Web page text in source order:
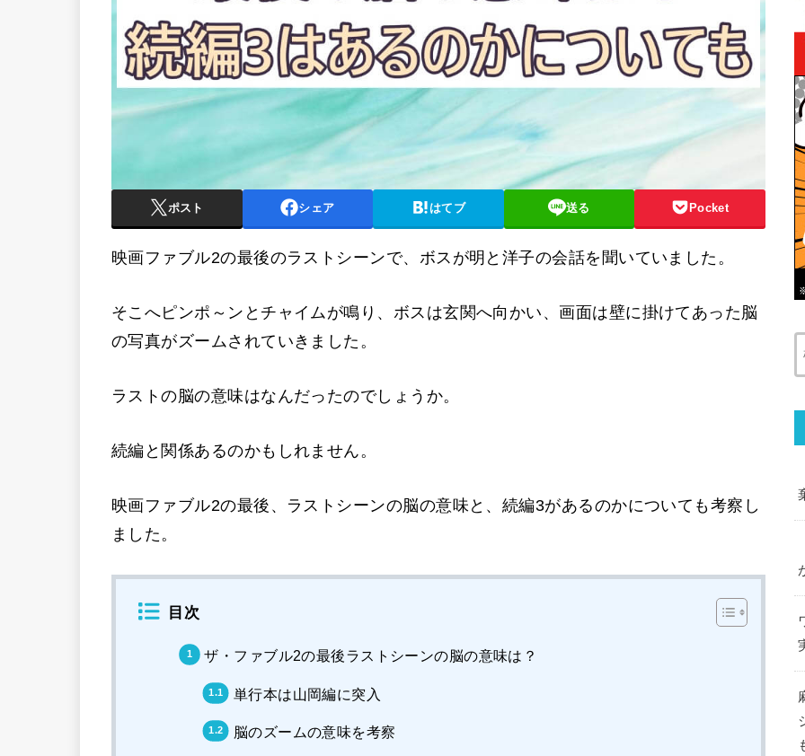
ポスト シェア はてブ 送る Pocket
映画ファブル2の最後のラストシーンで、ボスが明と洋子の会話を聞いていました。
そこへピンポ～ンとチャイムが鳴り、ボスは玄関へ向かい、画面は壁に掛けてあった脳
の写真がズームされていきました。
ラストの脳の意味はなんだったのでしょうか。
続編と関係あるのかもしれません。
映画ファブル2の最後、ラストシーンの脳の意味と、続編3があるのかについても考察し
ました。
目次
ザ・ファブル2の最後ラストシーンの脳の意味は？
単行本は山岡編に突入
脳のズームの意味を考察